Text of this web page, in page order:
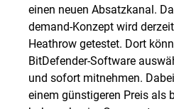
einen neuen Absatzkanal.
demand-Konzept wird
Heathrow getestet. Dort
BitDefender-Software
und sofort mitnehmen.
einem günstigeren Preis als